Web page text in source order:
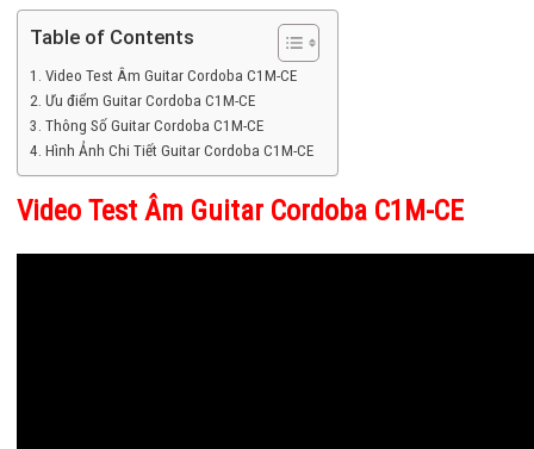
Table of Contents
Video Test Âm Guitar Cordoba C1M-CE
Ưu điểm Guitar Cordoba C1M-CE
Thông Số Guitar Cordoba C1M-CE
Hình Ảnh Chi Tiết Guitar Cordoba C1M-CE
Video Test Âm Guitar Cordoba C1M-CE